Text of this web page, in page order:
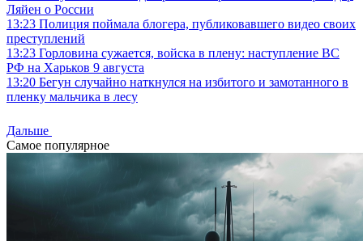
Ляйен о России
13:23 Полиция поймала блогера, публиковавшего видео своих
преступлений
13:23 Горловина сужается, войска в плену: наступление ВС
РФ на Харьков 9 августа
13:20 Бегун случайно наткнулся на избитого и замотанного в
пленку мальчика в лесу
Дальше
Самое популярное